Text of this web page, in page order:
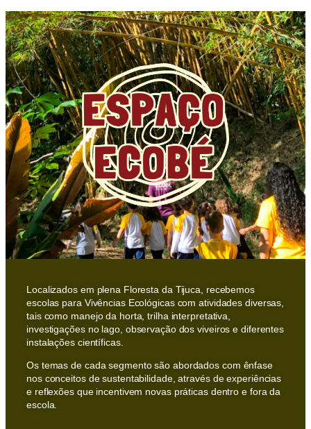
Localizados em plena Floresta da Tijuca, recebemos
escolas para Vivências Ecológicas com atividades diversas,
tais como manejo da horta, trilha interpretativa,
investigações no lago, observação dos viveiros e diferentes
instalações científicas.
Os temas de cada segmento são abordados com ênfase
nos conceitos de sustentabilidade, através de experiências
e reflexões que incentivem novas práticas dentro e fora da
escola.